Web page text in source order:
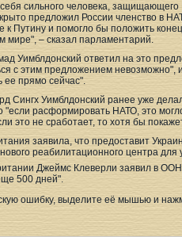
сильного человека,
предложил России членство в
Путину и помогло бы положить
мире", – сказал парламентарий.
Уимблдонский ответил на это
с этим предложением невозможно",
ее прямо сейчас".
Сингх Уимблдонский ранее уже
"если расформировать НАТО, это
это не сработает, то хотя бы
заявила, что предоставит
реабилитационного центра для
Джеймс Клеверли заявил в
500 дней".
ошибку, выделите её мышью и